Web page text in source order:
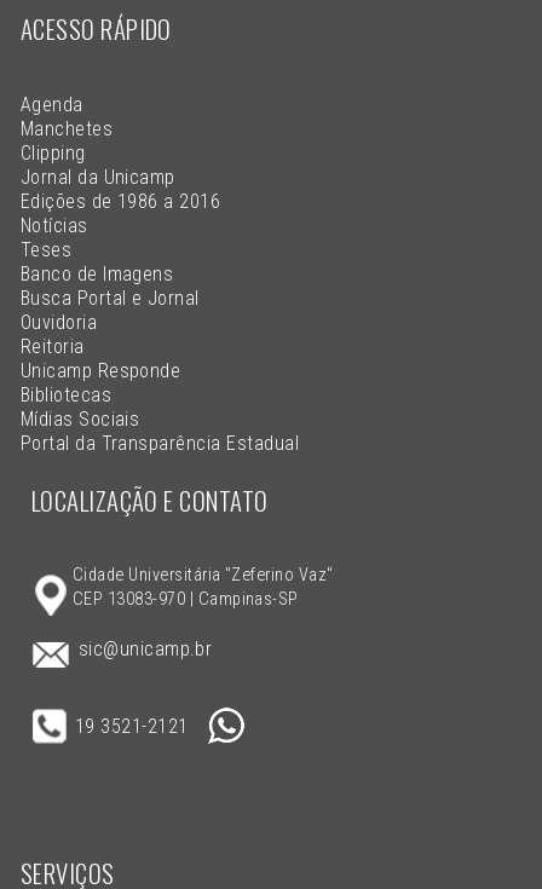
ACESSO RÁPIDO
Agenda
Manchetes
Clipping
Jornal da Unicamp
Edições de 1986 a 2016
Notícias
Teses
Banco de Imagens
Busca Portal e Jornal
Ouvidoria
Reitoria
Unicamp Responde
Bibliotecas
Mídias Sociais
Portal da Transparência Estadual
LOCALIZAÇÃO E CONTATO
Cidade Universitária "Zeferino Vaz"
CEP 13083-970 | Campinas-SP
sic@unicamp.br
19 3521-2121
SERVIÇOS